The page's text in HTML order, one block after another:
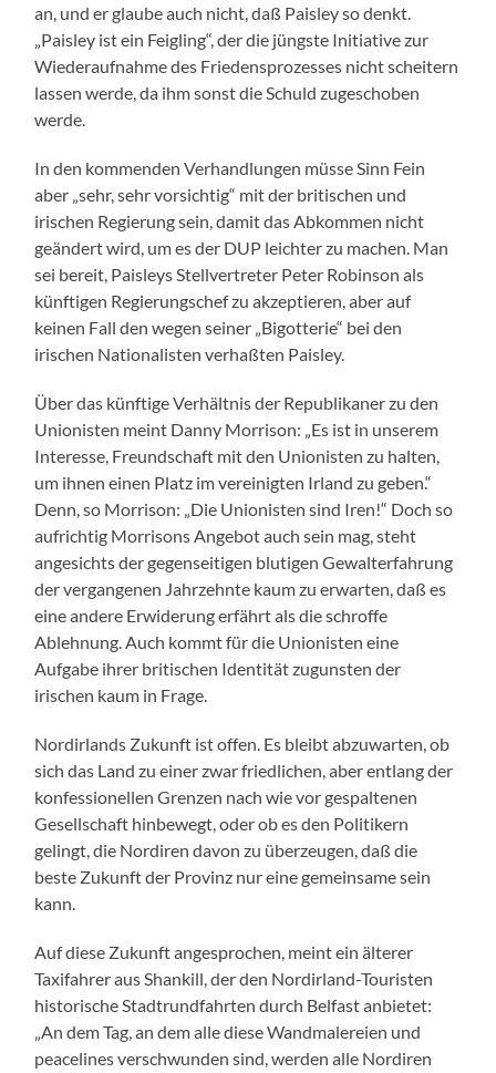
an, und er glaube auch nicht, daß Paisley so denkt.
„Paisley ist ein Feigling“, der die jüngste Initiative zur
Wiederaufnahme des Friedensprozesses nicht scheitern
lassen werde, da ihm sonst die Schuld zugeschoben
werde.
In den kommenden Verhandlungen müsse Sinn Fein
aber „sehr, sehr vorsichtig“ mit der britischen und
irischen Regierung sein, damit das Abkommen nicht
geändert wird, um es der DUP leichter zu machen. Man
sei bereit, Paisleys Stellvertreter Peter Robinson als
künftigen Regierungschef zu akzeptieren, aber auf
keinen Fall den wegen seiner „Bigotterie“ bei den
irischen Nationalisten verhaßten Paisley.
Über das künftige Verhältnis der Republikaner zu den
Unionisten meint Danny Morrison: „Es ist in unserem
Interesse, Freundschaft mit den Unionisten zu halten,
um ihnen einen Platz im vereinigten Irland zu geben.“
Denn, so Morrison: „Die Unionisten sind Iren!“ Doch so
aufrichtig Morrisons Angebot auch sein mag, steht
angesichts der gegenseitigen blutigen Gewalterfahrung
der vergangenen Jahrzehnte kaum zu erwarten, daß es
eine andere Erwiderung erfährt als die schroffe
Ablehnung. Auch kommt für die Unionisten eine
Aufgabe ihrer britischen Identität zugunsten der
irischen kaum in Frage.
Nordirlands Zukunft ist offen. Es bleibt abzuwarten, ob
sich das Land zu einer zwar friedlichen, aber entlang der
konfessionellen Grenzen nach wie vor gespaltenen
Gesellschaft hinbewegt, oder ob es den Politikern
gelingt, die Nordiren davon zu überzeugen, daß die
beste Zukunft der Provinz nur eine gemeinsame sein
kann.
Auf diese Zukunft angesprochen, meint ein älterer
Taxifahrer aus Shankill, der den Nordirland-Touristen
historische Stadtrundfahrten durch Belfast anbietet:
„An dem Tag, an dem alle diese Wandmalereien und
peacelines verschwunden sind, werden alle Nordiren